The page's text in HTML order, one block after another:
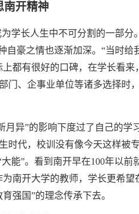
南开精神
学长人生中不可分割的一部分
豪之情也逐渐加深。“当时
都有很好的口碑，在学长看来
门、企事业单位等诸多选择时
异”的影响下度过了自己的学
时代，校训没有像今天这样被
能”。看到南开早在100年以前
南开大学的教师，学长更希
强国”的理念传承下去。